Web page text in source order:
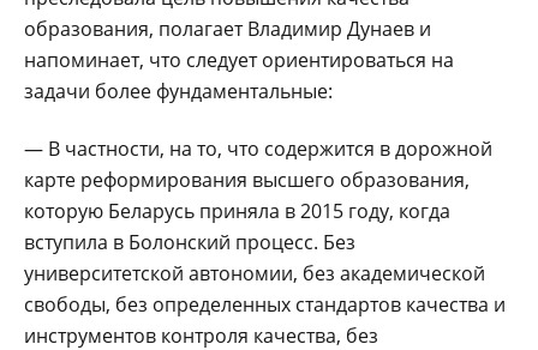
образования, полагает Владимир Дунаев и
напоминает, что следует ориентироваться на
задачи более фундаментальные:
— В частности, на то, что содержится в дорожной
карте реформирования высшего образования,
которую Беларусь приняла в 2015 году, когда
вступила в Болонский процесс. Без
университетской автономии, без академической
свободы, без определенных стандартов качества и
инструментов контроля качества, без